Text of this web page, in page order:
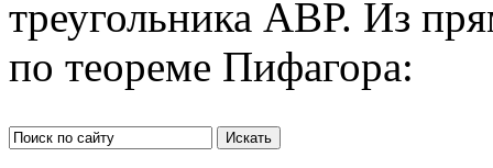
треугольника АВР. Из
по теореме Пифагора: